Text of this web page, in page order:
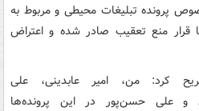
پرونده تبلیغات محیطی و مربوط به
قرار منع تعقیب صادر شده و اعتراض
کرد: من، امیر عابدینی، علی
و علی حسن‌پور در این پرونده‌ها